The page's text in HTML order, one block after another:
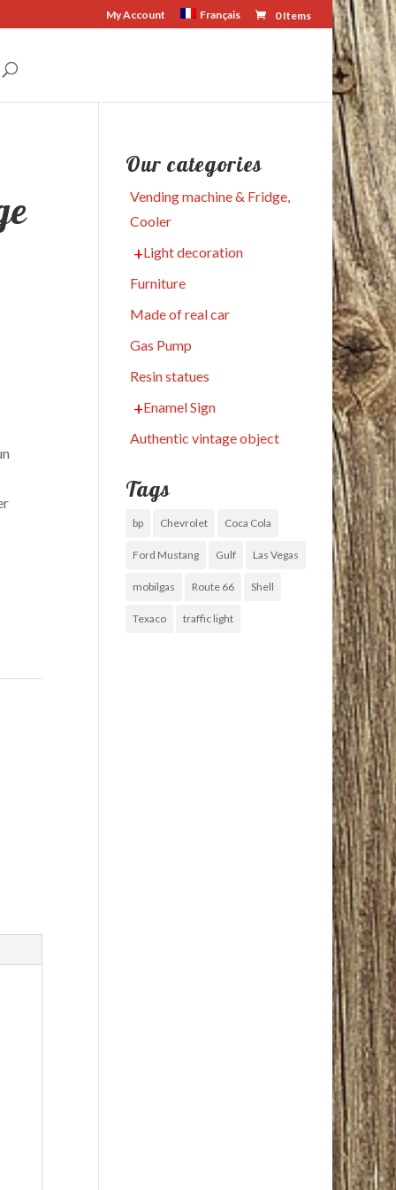
My Account Français 0 Items
Our categories
Vending machine & Fridge,
Cooler
Light decoration
Furniture
Made of real car
Gas Pump
Resin statues
Enamel Sign
Authentic vintage object
Tags
bp Chevrolet Coca Cola
Ford Mustang Gulf Las Vegas
mobilgas Route 66 Shell
Texaco traffic light